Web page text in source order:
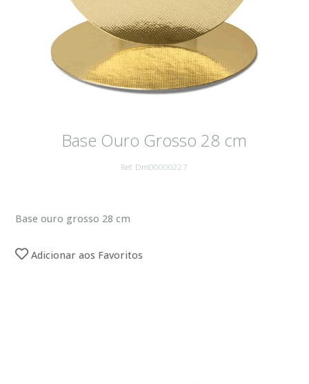
Base Ouro Grosso 28 cm
Ref: Dm00000227
Base ouro grosso 28 cm
Adicionar aos Favoritos